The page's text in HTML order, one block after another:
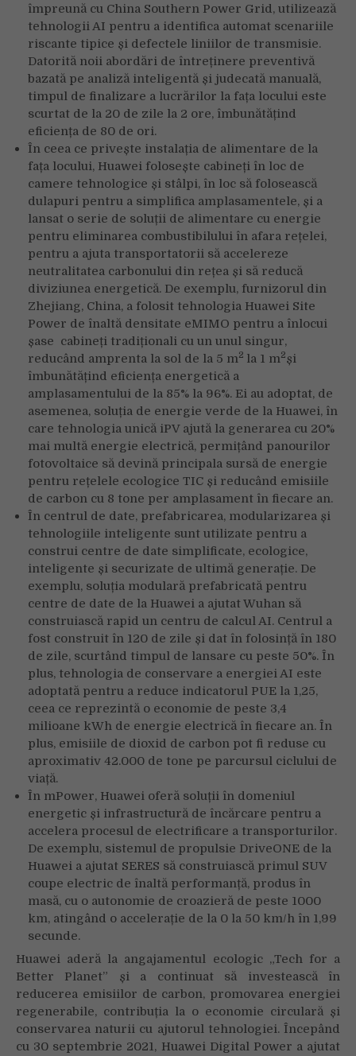
împreună cu China Southern Power Grid, utilizează
tehnologii AI pentru a identifica automat scenariile
riscante tipice și defectele liniilor de transmisie.
Datorită noii abordări de întreținere preventivă
bazată pe analiză inteligentă și judecată manuală,
timpul de finalizare a lucrărilor la fața locului este
scurtat de la 20 de zile la 2 ore, îmbunătățind
eficiența de 80 de ori.
În ceea ce privește instalația de alimentare de la
fața locului, Huawei folosește cabineți în loc de
camere tehnologice și stâlpi, în loc să folosească
dulapuri pentru a simplifica amplasamentele, și a
lansat o serie de soluții de alimentare cu energie
pentru eliminarea combustibilului în afara rețelei,
pentru a ajuta transportatorii să accelereze
neutralitatea carbonului din rețea și să reducă
diviziunea energetică. De exemplu, furnizorul din
Zhejiang, China, a folosit tehnologia Huawei Site
Power de înaltă densitate eMIMO pentru a înlocui
șase cabineți tradiționali cu un unul singur,
reducând amprenta la sol de la 5 m2 la 1 m2și
îmbunătățind eficiența energetică a
amplasamentului de la 85% la 96%. Ei au adoptat, de
asemenea, soluția de energie verde de la Huawei, în
care tehnologia unică iPV ajută la generarea cu 20%
mai multă energie electrică, permițând panourilor
fotovoltaice să devină principala sursă de energie
pentru rețelele ecologice TIC și reducând emisiile
de carbon cu 8 tone per amplasament în fiecare an.
În centrul de date, prefabricarea, modularizarea și
tehnologiile inteligente sunt utilizate pentru a
construi centre de date simplificate, ecologice,
inteligente și securizate de ultimă generație. De
exemplu, soluția modulară prefabricată pentru
centre de date de la Huawei a ajutat Wuhan să
construiască rapid un centru de calcul AI. Centrul a
fost construit în 120 de zile și dat în folosință în 180
de zile, scurtând timpul de lansare cu peste 50%. În
plus, tehnologia de conservare a energiei AI este
adoptată pentru a reduce indicatorul PUE la 1,25,
ceea ce reprezintă o economie de peste 3,4
milioane kWh de energie electrică în fiecare an. În
plus, emisiile de dioxid de carbon pot fi reduse cu
aproximativ 42.000 de tone pe parcursul ciclului de
viață.
În mPower, Huawei oferă soluții în domeniul
energetic și infrastructură de încărcare pentru a
accelera procesul de electrificare a transporturilor.
De exemplu, sistemul de propulsie DriveONE de la
Huawei a ajutat SERES să construiască primul SUV
coupe electric de înaltă performanță, produs în
masă, cu o autonomie de croazieră de peste 1000
km, atingând o accelerație de la 0 la 50 km/h în 1,99
secunde.
Huawei aderă la angajamentul ecologic „Tech for a
Better Planet” și a continuat să investească în
reducerea emisiilor de carbon, promovarea energiei
regenerabile, contribuția la o economie circulară și
conservarea naturii cu ajutorul tehnologiei. Începând
cu 30 septembrie 2021, Huawei Digital Power a ajutat